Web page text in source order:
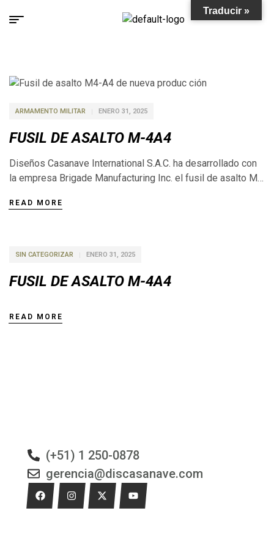
ARMAMENTO MILITAR ENERO 31, 2025
FUSIL DE ASALTO M-4A4
Diseños Casanave International S.A.C. ha desarrollado con
la empresa Brigade Manufacturing Inc. el fusil de asalto M-
fusil M-4. Este fusil es una versión mejorada empleando un
5.56×45 […]
READ MORE
SIN CATEGORIZAR ENERO 31, 2025
FUSIL DE ASALTO M-4A4
READ MORE
(+51) 1 250-0878
gerencia@discasanave.com
Traducir »